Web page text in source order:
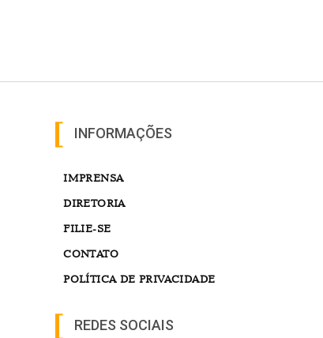
INFORMAÇÕES
IMPRENSA
DIRETORIA
FILIE-SE
CONTATO
POLÍTICA DE PRIVACIDADE
REDES SOCIAIS